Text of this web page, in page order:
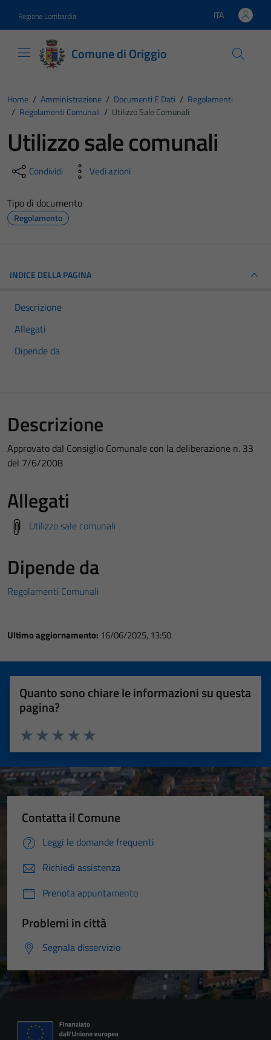
Regione Lombardia Lingua attiva:
ITA
Comune di Origgio
Home / Amministrazione / Documenti E Dati / Regolamenti
/ Regolamenti Comunali / Utilizzo Sale Comunali
Utilizzo sale comunali
Condividi Vedi azioni
Tipo di documento
Regolamento
INDICE DELLA PAGINA
Descrizione
Allegati
Dipende da
Descrizione
Approvato dal Consiglio Comunale con la deliberazione n. 33
del 7/6/2008
Allegati
Utilizzo sale comunali
Dipende da
Regolamenti Comunali
Ultimo aggiornamento: 16/06/2025, 13:50
Quanto sono chiare le informazioni su questa
pagina?
Valuta 5 stelle su 5
Valuta 4 stelle su 5
Valuta 3 stelle su 5
Valuta 2 stelle su 5
Valuta 1 stelle su 5
Contatta il Comune
Leggi le domande frequenti
Richiedi assistenza
Prenota appuntamento
Problemi in città
Segnala disservizio